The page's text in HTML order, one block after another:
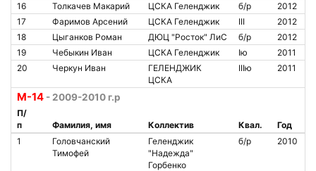
16
Толкачев Макарий ЦСКА Геленджик б/р
2012
17
Фаримов Арсений ЦСКА Геленджик III
2012
18
Цыганков Роман ДЮЦ "Росток" ЛиС б/р
2012
19
Чебыкин Иван ЦСКА Геленджик Iю
2011
20
Черкун Иван
ГЕЛЕНДЖИК
ЦСКА
IIIю 2011
М-14 - 2009-2010 г.р
П/
п
Фамилия, имя Коллектив Квал.
Год
1
Головчанский
Тимофей
Геленджик
"Надежда"
Горбенко
б/р 2010